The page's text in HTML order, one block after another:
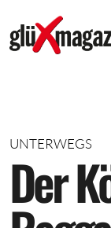
UNTERWEGS
DerK